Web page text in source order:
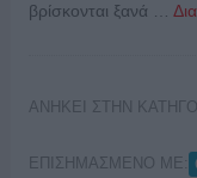
βρίσκονται ξανά …
ΑΝΗΚΕΙ ΣΤΗΝ
ΕΠΙΣΗΜΑΣΜΕΝΟ ΜΕ: